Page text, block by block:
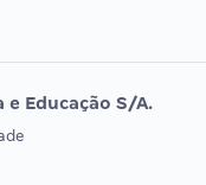
DE ORDEM
e Educação S/A.